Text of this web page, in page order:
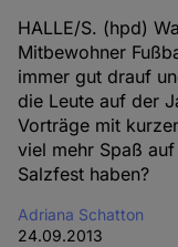
HALLE/S. (hpd)
Mitbewohner
immer gut drauf
die Leute auf der
Vorträge mit
viel mehr Spaß
Salzfest haben?
Adriana Schatton
24.09.2013